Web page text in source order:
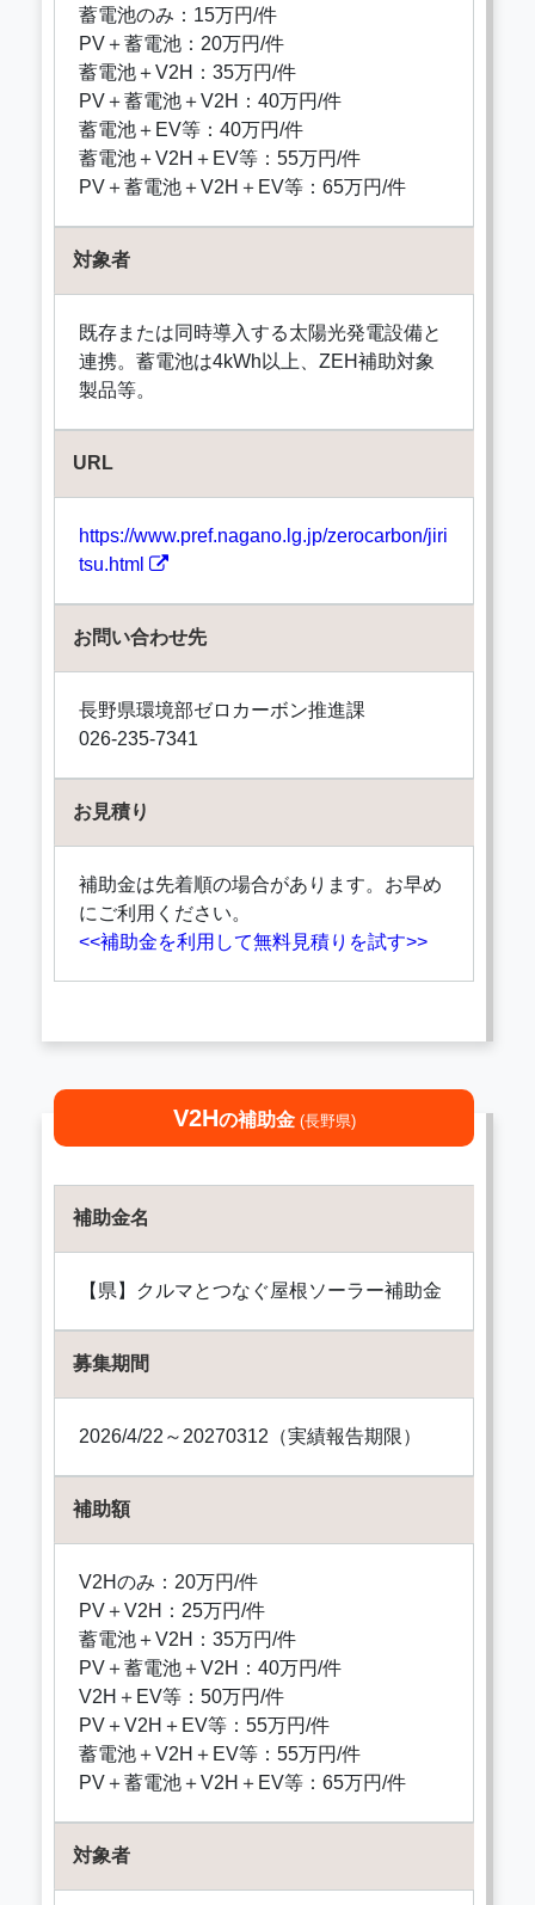
蓄電池のみ：15万円/件
PV＋蓄電池：20万円/件
蓄電池＋V2H：35万円/件
PV＋蓄電池＋V2H：40万円/件
蓄電池＋EV等：40万円/件
蓄電池＋V2H＋EV等：55万円/件
PV＋蓄電池＋V2H＋EV等：65万円/件
対象者
既存または同時導入する太陽光発電設備と
連携。蓄電池は4kWh以上、ZEH補助対象
製品等。
URL
https://www.pref.nagano.lg.jp/zerocarbon/jiri
tsu.html
お問い合わせ先
長野県環境部ゼロカーボン推進課
026-235-7341
お見積り
補助金は先着順の場合があります。お早め
にご利用ください。
<<補助金を利用して無料見積りを試す>>
V2Hの補助金 (長野県)
補助金名
【県】クルマとつなぐ屋根ソーラー補助金
募集期間
2026/4/22～20270312（実績報告期限）
補助額
V2Hのみ：20万円/件
PV＋V2H：25万円/件
蓄電池＋V2H：35万円/件
PV＋蓄電池＋V2H：40万円/件
V2H＋EV等：50万円/件
PV＋V2H＋EV等：55万円/件
蓄電池＋V2H＋EV等：55万円/件
PV＋蓄電池＋V2H＋EV等：65万円/件
対象者